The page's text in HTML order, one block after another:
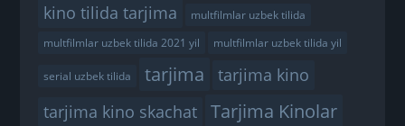
kino tilida tarjima
multfilmlar uzbek tilida
multfilmlar uzbek tilida 2021 yil
multfilmlar uzbek tilida yil
serial uzbek tilida tarjima
tarjima kino
tarjima kino skachat
Tarjima Kinolar